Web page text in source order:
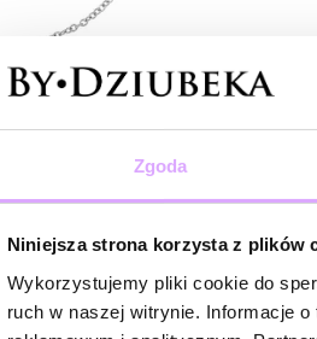
Zgoda
Niniejsza strona korzysta z plików
Wykorzystujemy pliki cookie do
ruch w naszej witrynie. Informacje